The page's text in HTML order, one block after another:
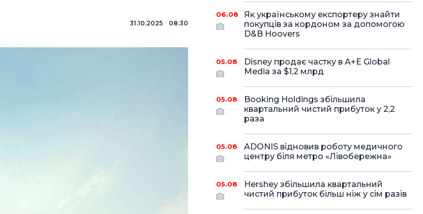
31.10.2025 08:30
06.08
Як українському експортеру знайти
покупців за кордоном за допомогою
D&B Hoovers
05.08
Disney продає частку в A+E Global
Media за $1,2 млрд
05.08
Booking Holdings збільшила
квартальний чистий прибуток у 2,2
раза
05.08
ADONIS відновив роботу медичного
центру біля метро «Лівобережна»
05.08
Hershey збільшила квартальний
чистий прибуток більш ніж у сім разів